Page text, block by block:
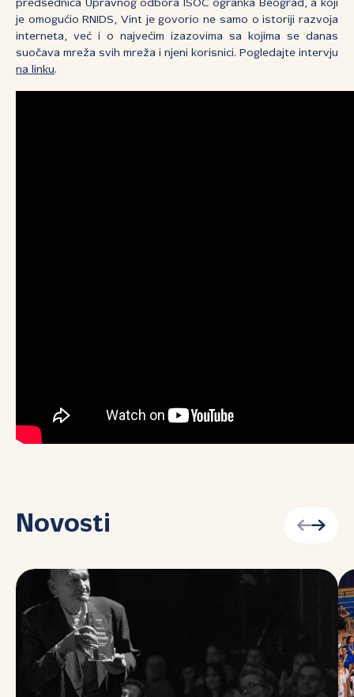
predsednica Upravnog odbora ISOC ogranka Beograd, a koji
je omogućio RNIDS, Vint je govorio ne samo o istoriji razvoja
interneta, već i o najvećim izazovima sa kojima se danas
suočava mreža svih mreža i njeni korisnici. Pogledajte intervju
na linku.
Novosti